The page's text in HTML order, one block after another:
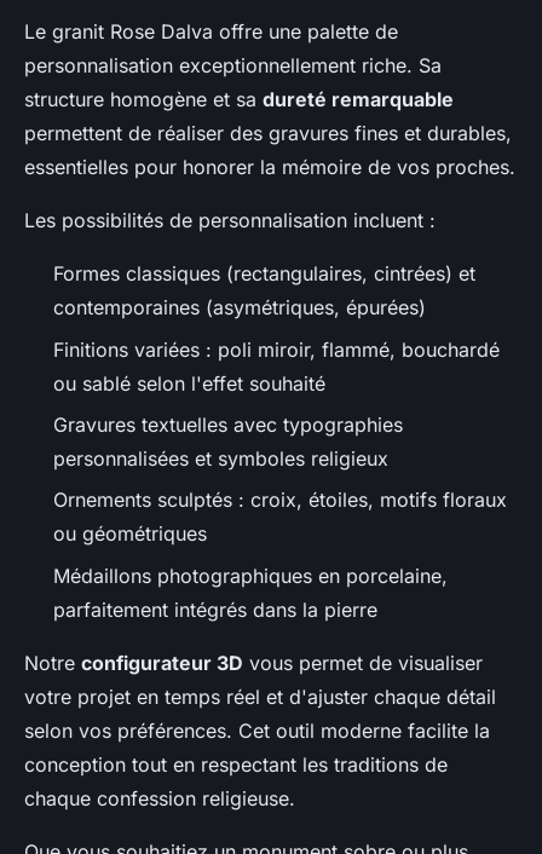
Le granit Rose Dalva offre une palette de
personnalisation exceptionnellement riche. Sa
structure homogène et sa dureté remarquable
permettent de réaliser des gravures fines et durables,
essentielles pour honorer la mémoire de vos proches.
Les possibilités de personnalisation incluent :
Formes classiques (rectangulaires, cintrées) et
contemporaines (asymétriques, épurées)
Finitions variées : poli miroir, flammé, bouchardé
ou sablé selon l'effet souhaité
Gravures textuelles avec typographies
personnalisées et symboles religieux
Ornements sculptés : croix, étoiles, motifs floraux
ou géométriques
Médaillons photographiques en porcelaine,
parfaitement intégrés dans la pierre
Notre configurateur 3D vous permet de visualiser
votre projet en temps réel et d'ajuster chaque détail
selon vos préférences. Cet outil moderne facilite la
conception tout en respectant les traditions de
chaque confession religieuse.